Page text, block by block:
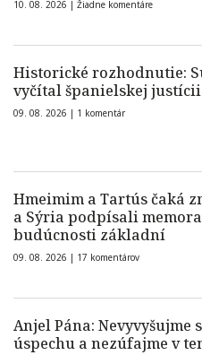
10. 08. 2026 | Žiadne komentáre
Historické rozhodnutie:
vyčítal španielskej justícii
09. 08. 2026 | 1 komentár
Hmeimim a Tartús čaká
a Sýria podpísali
budúcnosti základní
09. 08. 2026 | 17 komentárov
Anjel Pána: Nevyvyšujme
úspechu a nezúfajme v